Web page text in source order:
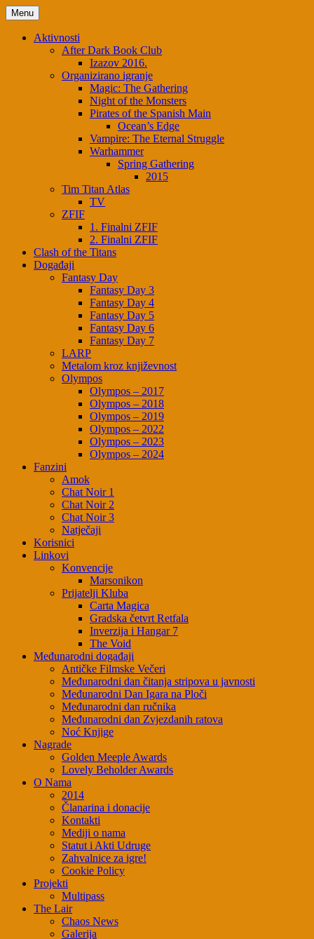
Menu
Aktivnosti
After Dark Book Club
Izazov 2016.
Organizirano igranje
Magic: The Gathering
Night of the Monsters
Pirates of the Spanish Main
Ocean’s Edge
Vampire: The Eternal Struggle
Warhammer
Spring Gathering
2015
Tim Titan Atlas
TV
ZFIF
1. Finalni ZFIF
2. Finalni ZFIF
Clash of the Titans
Događaji
Fantasy Day
Fantasy Day 3
Fantasy Day 4
Fantasy Day 5
Fantasy Day 6
Fantasy Day 7
LARP
Metalom kroz književnost
Olympos
Olympos – 2017
Olympos – 2018
Olympos – 2019
Olympos – 2022
Olympos – 2023
Olympos – 2024
Fanzini
Amok
Chat Noir 1
Chat Noir 2
Chat Noir 3
Natječaji
Korisnici
Linkovi
Konvencije
Marsonikon
Prijatelji Kluba
Carta Magica
Gradska četvrt Retfala
Inverzija i Hangar 7
The Void
Međunarodni događaji
Antičke Filmske Večeri
Međunarodni dan čitanja stripova u javnosti
Međunarodni Dan Igara na Ploči
Međunarodni dan ručnika
Međunarodni dan Zvjezdanih ratova
Noć Knjige
Nagrade
Golden Meeple Awards
Lovely Beholder Awards
O Nama
2014
Članarina i donacije
Kontakti
Mediji o nama
Statut i Akti Udruge
Zahvalnice za igre!
Cookie Policy
Projekti
Multipass
The Lair
Chaos News
Galerija